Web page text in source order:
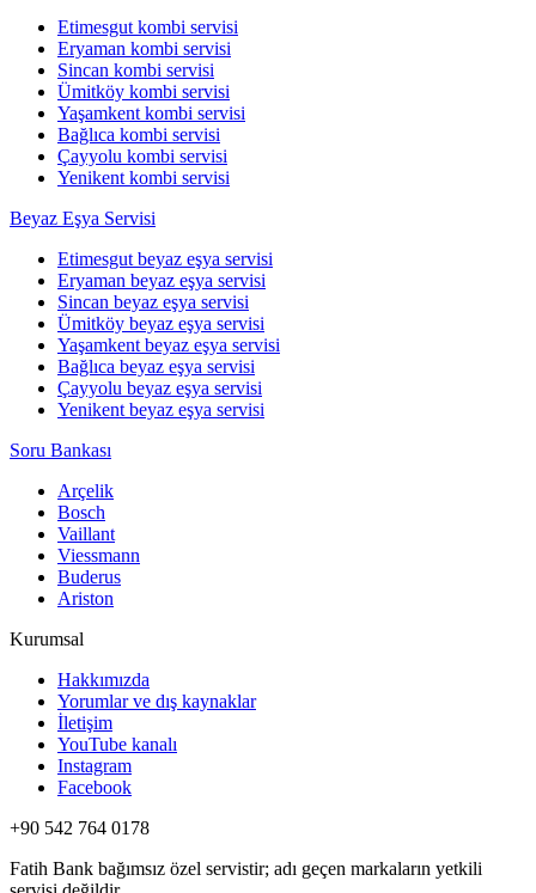
Etimesgut kombi servisi
Eryaman kombi servisi
Sincan kombi servisi
Ümitköy kombi servisi
Yaşamkent kombi servisi
Bağlıca kombi servisi
Çayyolu kombi servisi
Yenikent kombi servisi
Beyaz Eşya Servisi
Etimesgut beyaz eşya servisi
Eryaman beyaz eşya servisi
Sincan beyaz eşya servisi
Ümitköy beyaz eşya servisi
Yaşamkent beyaz eşya servisi
Bağlıca beyaz eşya servisi
Çayyolu beyaz eşya servisi
Yenikent beyaz eşya servisi
Soru Bankası
Arçelik
Bosch
Vaillant
Viessmann
Buderus
Ariston
Kurumsal
Hakkımızda
Yorumlar ve dış kaynaklar
İletişim
YouTube kanalı
Instagram
Facebook
+90 542 764 0178
Fatih Bank bağımsız özel servistir; adı geçen markaların yetkili